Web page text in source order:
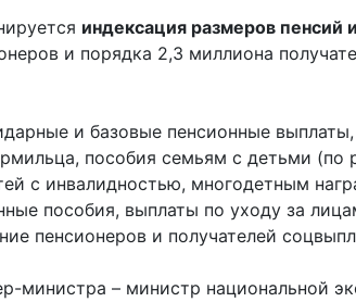
индексация размеров пенсий
и порядка 2,3 миллиона
и базовые пенсионные
пособия семьям с детьми
с инвалидностью, многодетным
пособия, выплаты по уходу за
пенсионеров и получателей
министра – министр национальной